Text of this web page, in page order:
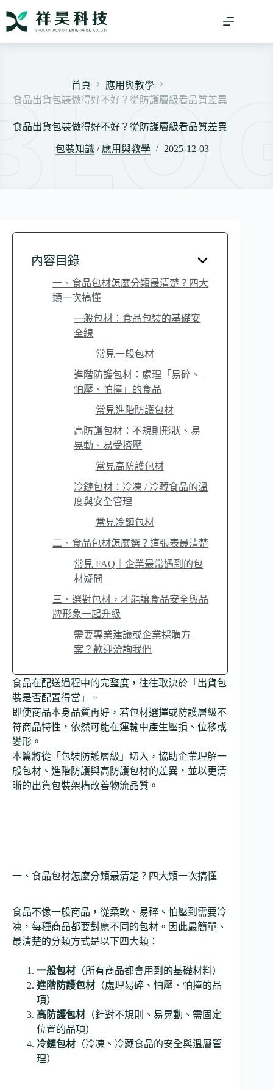
首頁
應用與教學
食品出貨包裝做得好不好？從防護層級看品質差異
食品出貨包裝做得好不好？從防護層級看品質差異
包裝知識 / 應用與教學 2025-12-03
內容目錄
一、食品包材怎麼分類最清楚？四大
類一次搞懂
一般包材：食品包裝的基礎安
全線
常見一般包材
進階防護包材：處理「易碎、
怕壓、怕撞」的食品
常見進階防護包材
高防護包材：不規則形狀、易
晃動、易受擠壓
常見高防護包材
冷鏈包材：冷凍 / 冷藏食品的溫
度與安全管理
常見冷鏈包材
二、食品包材怎麼選？這張表最清楚
常見 FAQ｜企業最常遇到的包
材疑問
三、選對包材，才能讓食品安全與品
牌形象一起升級
需要專業建議或企業採購方
案？歡迎洽詢我們
食品在配送過程中的完整度，往往取決於「出貨包
裝是否配置得當」。
即使商品本身品質再好，若包材選擇或防護層級不
符商品特性，依然可能在運輸中產生壓損、位移或
變形。
本篇將從「包裝防護層級」切入，協助企業理解一
般包材、進階防護與高防護包材的差異，並以更清
晰的出貨包裝架構改善物流品質。
一、食品包材怎麼分類最清楚？四大類一次搞懂
食品不像一般商品，從柔軟、易碎、怕壓到需要冷
凍，每種商品都要對應不同的包材。因此最簡單、
最清楚的分類方式是以下四大類：
一般包材 （所有商品都會用到的基礎材料）
進階防護包材 （處理易碎、怕壓、怕撞的品
項）
高防護包材 （針對不規則、易晃動、需固定
位置的品項）
冷鏈包材 （冷凍、冷藏食品的安全與溫層管
理）